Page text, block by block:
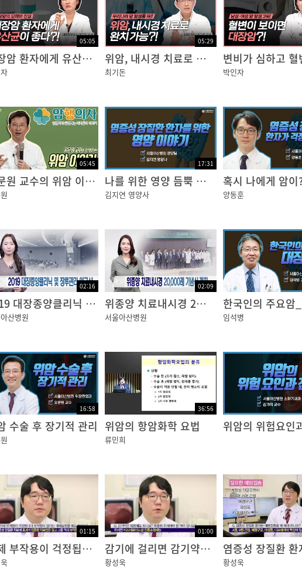
치니’는
과
있는데요.
하게 되고, 노즐을 통하여 공기를 주입하여 위주름 사이사이까
퓨터에 전송하면 검사자가 화면을 보며 진단을 합니다.
우 채널을 통하여 포셉이나 올가미 같은 도구를 삽입하여 시술이
05:05
대장암 환자에게 유산균이 도움이 된다?!
05:29
위암, 내시경 치료로 완치할 수 있다?!
최기돈 박인자
05:45
유문원 교수의 위암 이야기
17:31
나를 위한 영양 듬뿍 레시피
김지연 영양사
혹시 나에게 암이
양동훈
02:16
2019 대장종양클리닉 및 장루관리 워크샵
산병원
02:09
위종양 치료내시경 2만례 기념식 개최
서울아산병원
한국인의 주요암
임석병
16:58
수술 후 장기적 관리
36:56
위암의 항암화학 요법
류민희
위암의 위험요인
01:15
약제 부작용이 걱정됩니다 부작용이 없다는 대체요법을 해도 될까요?
01:00
감기에 걸리면 감기약은 복용해도 되나요? 특별히 주의해야 할 약이 있나요?
황성욱 황성욱